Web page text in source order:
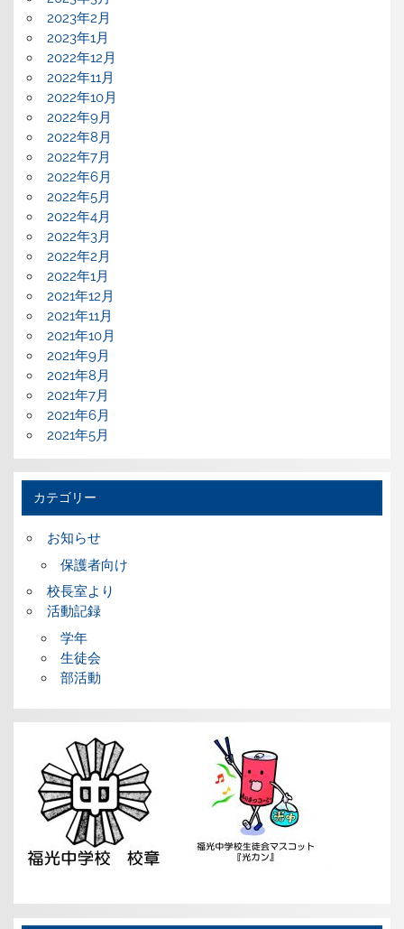
2023年2月
2023年1月
2022年12月
2022年11月
2022年10月
2022年9月
2022年8月
2022年7月
2022年6月
2022年5月
2022年4月
2022年3月
2022年2月
2022年1月
2021年12月
2021年11月
2021年10月
2021年9月
2021年8月
2021年7月
2021年6月
2021年5月
カテゴリー
お知らせ
保護者向け
校長室より
活動記録
学年
生徒会
部活動